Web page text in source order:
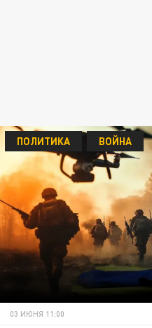
ПОЛИТИКА ВОЙНА
03 ИЮНЯ 11:00